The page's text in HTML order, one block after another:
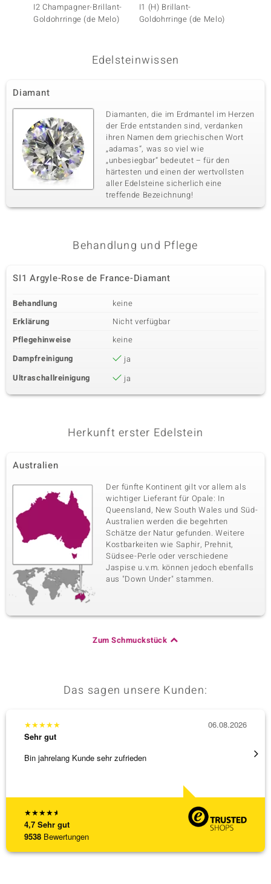
Edelsteinvarietät
SI1 Argyle-Rose de France-
Diamant
Anzahl und Größe
12 à 1,1 mm
Herkunft
I2 Champagner-Brillant-
Goldohrringe (de Melo)
I1 (H) Brillant-
Goldohrringe (de Melo)
Edelsteinwissen
Diamant
Diamanten, die im Erdmantel im Herzen
der Erde entstanden sind, verdanken
ihren Namen dem griechischen Wort
„adamas“, was so viel wie
„unbesiegbar“ bedeutet – für den
härtesten und einen der wertvollsten
aller Edelsteine sicherlich eine
treffende Bezeichnung!
Behandlung und Pflege
SI1 Argyle-Rose de France-Diamant
Behandlung
keine
Erklärung
Nicht verfügbar
Pflegehinweise
keine
Dampfreinigung
ja
Ultraschallreinigung
ja
Herkunft erster Edelstein
Australien
Der fünfte Kontinent gilt vor allem als
wichtiger Lieferant für Opale: In
Queensland, New South Wales und Süd-
Australien werden die begehrten
Schätze der Natur gefunden. Weitere
Kostbarkeiten wie Saphir, Prehnit,
Südsee-Perle oder verschiedene
Jaspise u.v.m. können jedoch ebenfalls
aus "Down Under" stammen.
Zum Schmuckstück
Das sagen unsere Kunden:
★★★★★
4,7 Sehr gut
9538 Bewertungen
★★★★★
Sehr gut
Bin jahrelang Kunde sehr zufrieden
06.08.2026